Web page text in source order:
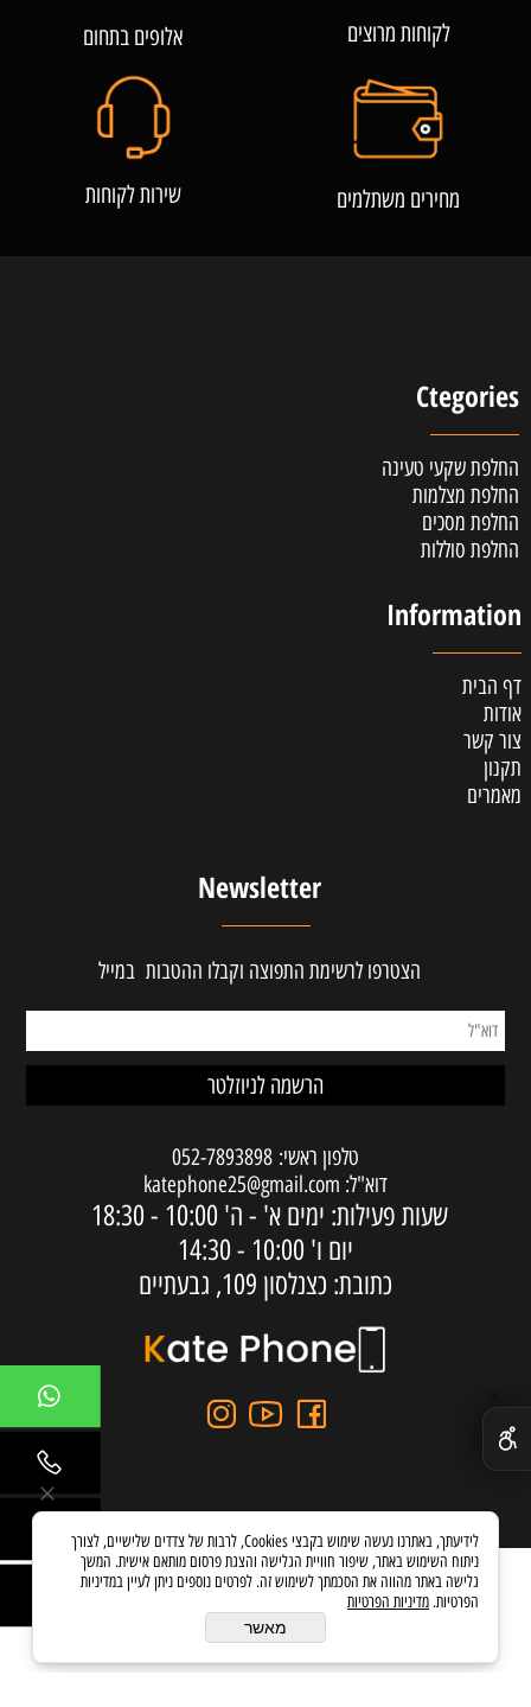
לקוחות מרוצים אלופים בתחום
מחירים משתלמים שירות לקוחות
Ctegories
החלפת שקעי טעינה
החלפת מצלמות
החלפת מסכים
החלפת סוללות
Information
דף הבית
אודות
צור קשר
תקנון
מאמרים
Newsletter
הצטרפו לרשימת התפוצה וקבלו ההטבות במייל
טלפון ראשי: 052-7893898
דוא"ל: katephone25@gmail.com
שעות פעילות: ימים א' - ה' 10:00 - 18:30
יום ו' 10:00 - 14:30
כתובת: כצנלסון 109, גבעתיים
בניית אתרים
לידיעתך, באתרנו נעשה שימוש בקבצי Cookies, לרבות של צדדים שלישיים, לצורך
ניתוח השימוש באתר, שיפור חוויית הגלישה והצגת פרסום מותאם אישית. המשך
גלישה באתר מהווה את הסכמתך לשימוש זה. לפרטים נוספים ניתן לעיין במדיניות
הפרטיות. מדיניות הפרטיות
מאשר